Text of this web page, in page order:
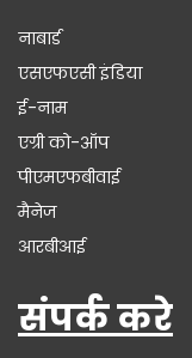
नाबार्ड
एसएफएसी इंडिया
ई-नाम
एग्री को-ऑप
पीएमएफबीवाई
मैनेज
आरबीआई
संपर्क करे